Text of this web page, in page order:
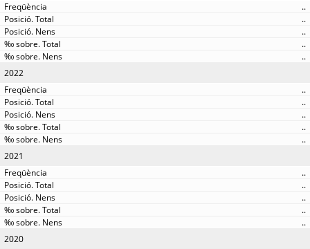
..
..
..
..
..
2022
..
..
..
..
..
2021
..
..
..
..
..
2020